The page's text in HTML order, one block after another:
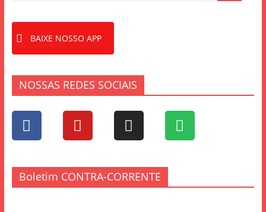
BAIXE NOSSO APP
NOSSAS REDES SOCIAIS
Boletim CONTRA-CORRENTE